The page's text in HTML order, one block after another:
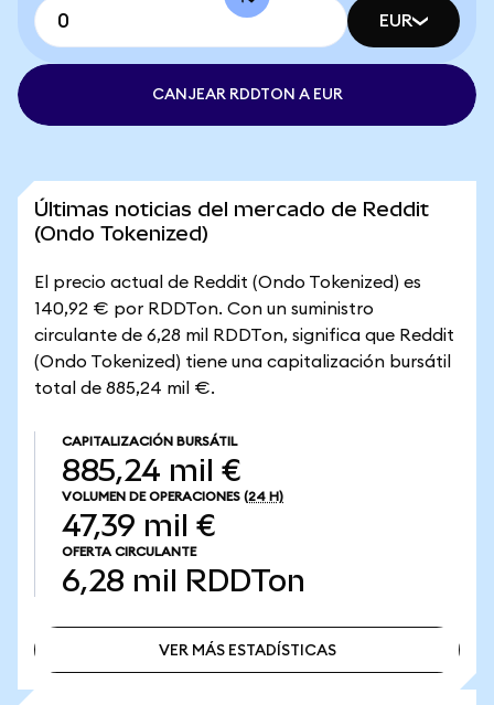
EUR
CANJEAR RDDTON A EUR
Últimas noticias del mercado de Reddit
(Ondo Tokenized)
El precio actual de Reddit (Ondo Tokenized) es
140,92 € por RDDTon. Con un suministro
circulante de 6,28 mil RDDTon, significa que Reddit
(Ondo Tokenized) tiene una capitalización bursátil
total de 885,24 mil €.
CAPITALIZACIÓN BURSÁTIL
885,24 mil €
VOLUMEN DE OPERACIONES (24 H)
47,39 mil €
OFERTA CIRCULANTE
6,28 mil RDDTon
VER MÁS ESTADÍSTICAS